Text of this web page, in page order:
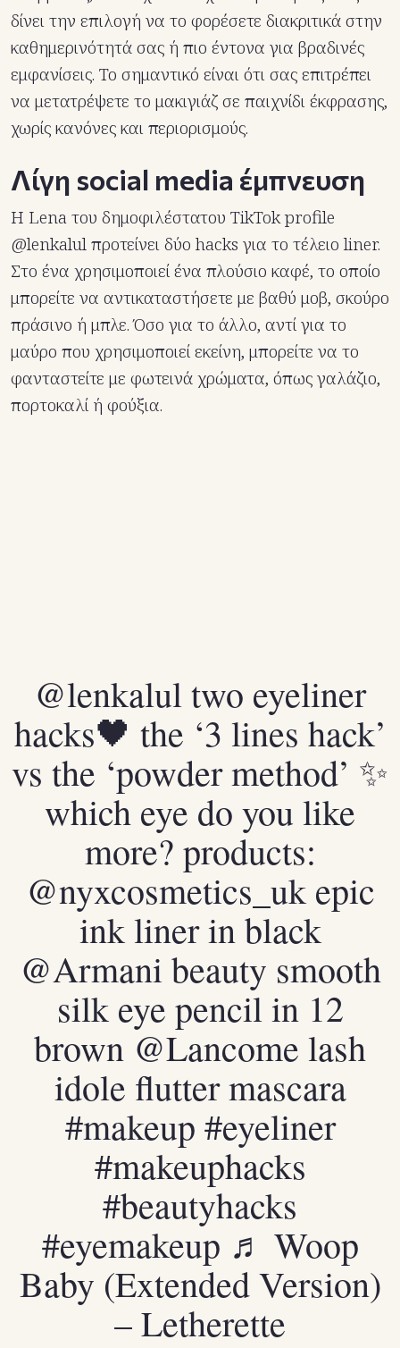
δίνει την επιλογή να το φορέσετε διακριτικά στην
καθημερινότητά σας ή πιο έντονα για βραδινές
εμφανίσεις. Το σημαντικό είναι ότι σας επιτρέπει
να μετατρέψετε το μακιγιάζ σε παιχνίδι έκφρασης,
χωρίς κανόνες και περιορισμούς.
Λίγη social media έμπνευση
Η Lena του δημοφιλέστατου TikTok profile
@lenkalul προτείνει δύο hacks για το τέλειο liner.
Στο ένα χρησιμοποιεί ένα πλούσιο καφέ, το οποίο
μπορείτε να αντικαταστήσετε με βαθύ μοβ, σκούρο
πράσινο ή μπλε. Όσο για το άλλο, αντί για το
μαύρο που χρησιμοποιεί εκείνη, μπορείτε να το
φανταστείτε με φωτεινά χρώματα, όπως γαλάζιο,
πορτοκαλί ή φούξια.
@lenkalultwo eyeliner
hacks🖤 the ‘3 lines hack’
vs the ‘powder method’ ✨
which eye do you like
more? products:
@nyxcosmetics_uk epic
ink liner in black
@Armani beauty smooth
silk eye pencil in 12
brown @Lancome lash
idole flutter mascara
#makeup #eyeliner
#makeuphacks
#beautyhacks
#eyemakeup ♬ Woop
Baby (Extended Version)
– Letherette